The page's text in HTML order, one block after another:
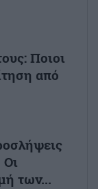
Ποιοι
από
των...